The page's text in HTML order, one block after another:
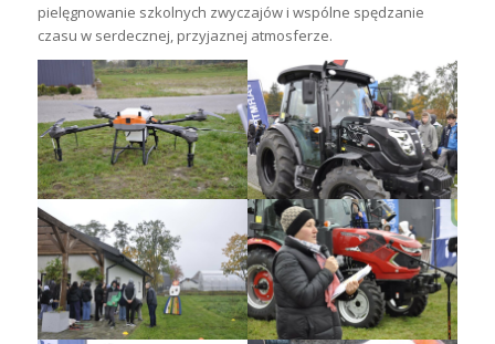
pielęgnowanie szkolnych zwyczajów i wspólne spędzanie
czasu w serdecznej, przyjaznej atmosferze.